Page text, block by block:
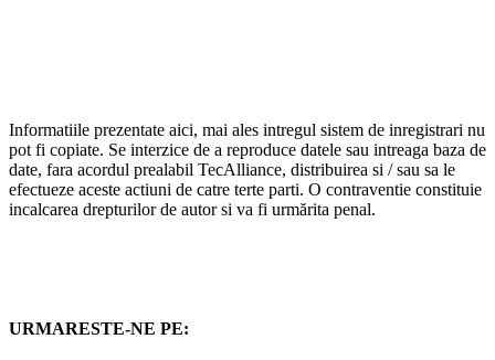
Informatiile prezentate aici, mai ales intregul sistem de inregistrari nu
pot fi copiate. Se interzice de a reproduce datele sau intreaga baza de
date, fara acordul prealabil TecAlliance, distribuirea si / sau sa le
efectueze aceste actiuni de catre terte parti. O contraventie constituie
incalcarea drepturilor de autor si va fi urmărita penal.
URMARESTE-NE PE: